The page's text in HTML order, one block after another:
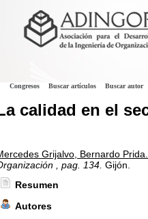
Congresos Buscar artículos Buscar autor
calidad en el
Grijalvo, Bernardo Prida.
, pag. 134. Gijón.
Resumen
Autores